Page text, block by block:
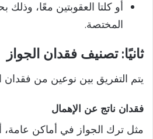
أو كلتا العقوبتين معًا،
المختصة.
ثانيًا: تصنيف فقدان الجواز
يتم التفريق بين نوعين من فقدان
فقدان ناتج عن الإهمال
مثل ترك الجواز في أماكن عامة،